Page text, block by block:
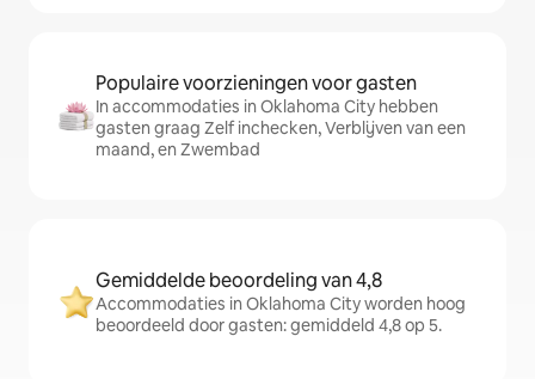
Populaire voorzieningen voor gasten
In accommodaties in Oklahoma City hebben
gasten graag Zelf inchecken, Verblijven van een
maand, en Zwembad
Gemiddelde beoordeling van 4,8
Accommodaties in Oklahoma City worden hoog
beoordeeld door gasten: gemiddeld 4,8 op 5.